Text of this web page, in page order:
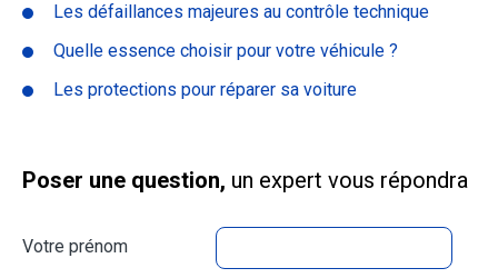
Les défaillances majeures au contrôle technique
Quelle essence choisir pour votre véhicule ?
Les protections pour réparer sa voiture
Poser une question, un expert vous répondra
Votre prénom